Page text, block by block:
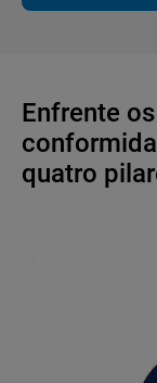
Enfrente
quatro